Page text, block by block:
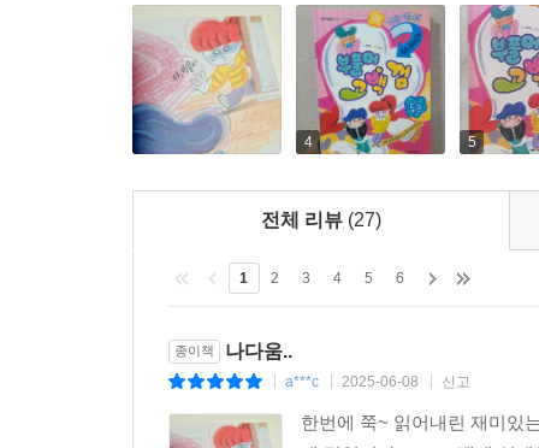
4 5
전체 리뷰 (27)
1 2 3 4 5 6
종이책 나다움..
a***c 2025-06-08 신고
한번에 쭉~ 읽어내린 재미있